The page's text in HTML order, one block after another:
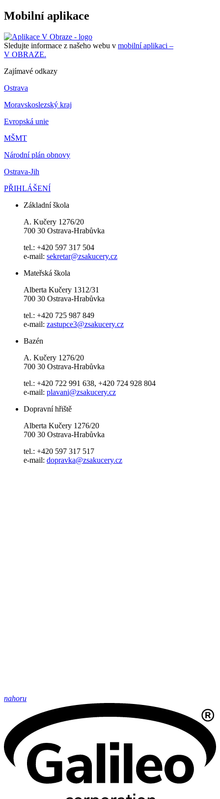
Mobilní aplikace
Sledujte informace z našeho webu v mobilní aplikaci –
V OBRAZE.
Zajímavé odkazy
Ostrava
Moravskoslezský kraj
Evropská unie
MŠMT
Národní plán obnovy
Ostrava-Jih
PŘIHLÁŠENÍ
Základní škola
A. Kučery 1276/20
700 30 Ostrava-Hrabůvka
tel.: +420 597 317 504
e-mail: sekretar@zsakucery.cz
Mateřská škola
Alberta Kučery 1312/31
700 30 Ostrava-Hrabůvka
tel.: +420 725 987 849
e-mail: zastupce3@zsakucery.cz
Bazén
A. Kučery 1276/20
700 30 Ostrava-Hrabůvka
tel.: +420 722 991 638, +420 724 928 804
e-mail: plavani@zsakucery.cz
Dopravní hřiště
Alberta Kučery 1276/20
700 30 Ostrava-Hrabůvka
tel.: +420 597 317 517
e-mail: dopravka@zsakucery.cz
nahoru